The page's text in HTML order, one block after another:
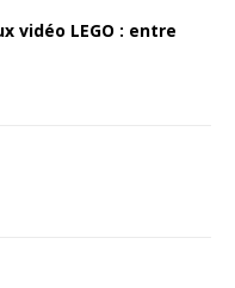
vidéo LEGO : entre